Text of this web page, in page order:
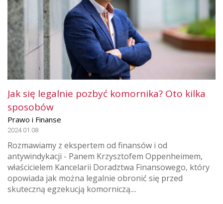
Jak się legalnie pozbyć komornika? Oto kilka
sposobów
Prawo i Finanse
2024.01.08
Rozmawiamy z ekspertem od finansów i od
antywindykacji - Panem Krzysztofem Oppenheimem,
właścicielem Kancelarii Doradztwa Finansowego, który
opowiada jak można legalnie obronić się przed
skuteczną egzekucją komorniczą....